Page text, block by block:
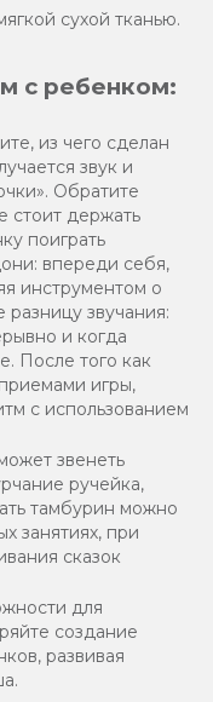
сухой тканью.
с ребенком:
из чего сделан
звук и
Обратите
стоит держать
поиграть
впереди себя,
инструментом о
звучания:
и когда
После того как
игры,
с использованием
звенеть
ручейка,
тамбурин можно
занятиях, при
сказок
для
создание
развивая